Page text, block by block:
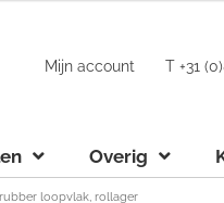
Mijn account T +31
Overig
loopvlak, rollager